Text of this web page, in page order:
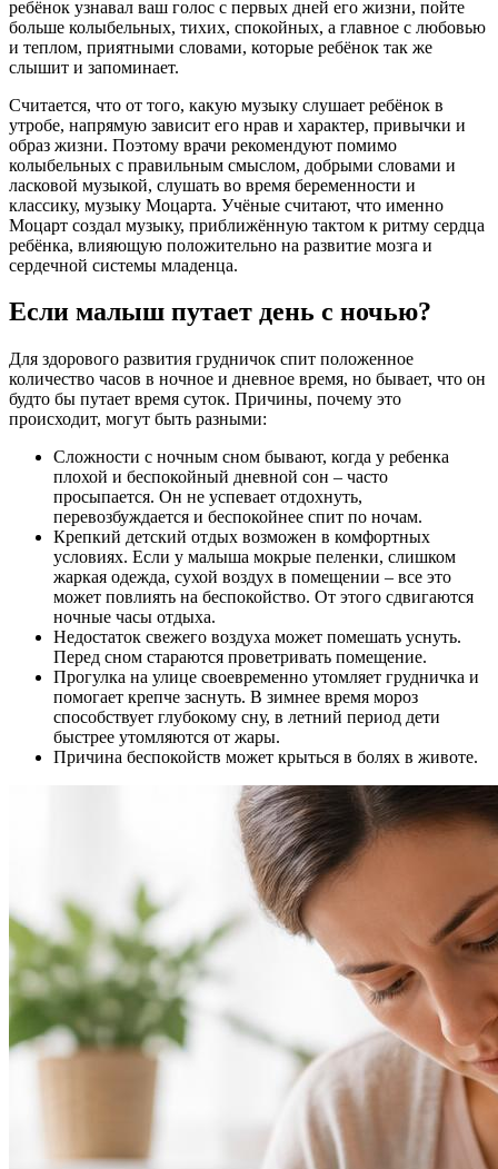
ребёнок узнавал ваш голос с первых дней его жизни, пойте
больше колыбельных, тихих, спокойных, а главное с любовью
и теплом, приятными словами, которые ребёнок так же
слышит и запоминает.
Считается, что от того, какую музыку слушает ребёнок в
утробе, напрямую зависит его нрав и характер, привычки и
образ жизни. Поэтому врачи рекомендуют помимо
колыбельных с правильным смыслом, добрыми словами и
ласковой музыкой, слушать во время беременности и
классику, музыку Моцарта. Учёные считают, что именно
Моцарт создал музыку, приближённую тактом к ритму сердца
ребёнка, влияющую положительно на развитие мозга и
сердечной системы младенца.
Если малыш путает день с ночью?
Для здорового развития грудничок спит положенное
количество часов в ночное и дневное время, но бывает, что он
будто бы путает время суток. Причины, почему это
происходит, могут быть разными:
Сложности с ночным сном бывают, когда у ребенка
плохой и беспокойный дневной сон – часто
просыпается. Он не успевает отдохнуть,
перевозбуждается и беспокойнее спит по ночам.
Крепкий детский отдых возможен в комфортных
условиях. Если у малыша мокрые пеленки, слишком
жаркая одежда, сухой воздух в помещении – все это
может повлиять на беспокойство. От этого сдвигаются
ночные часы отдыха.
Недостаток свежего воздуха может помешать уснуть.
Перед сном стараются проветривать помещение.
Прогулка на улице своевременно утомляет грудничка и
помогает крепче заснуть. В зимнее время мороз
способствует глубокому сну, в летний период дети
быстрее утомляются от жары.
Причина беспокойств может крыться в болях в животе.